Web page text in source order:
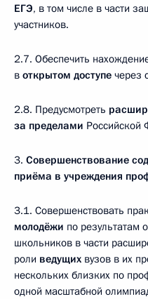
ЕГЭ, в том числе в части
участников.
2.7. Обеспечить
в открытом доступе через
2.8. Предусмотреть
за пределами Российской
3. Совершенствование
приёма в учреждения
3.1. Совершенствовать
молодёжи по результатам
школьников в части
роли ведущих вузов в их
нескольких близких по
одной масштабной